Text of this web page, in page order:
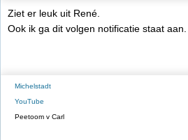
Ziet er leuk uit René.
Ook ik ga dit volgen notificatie staat aan.
Michelstadt
YouTube
Peetoom v Carl